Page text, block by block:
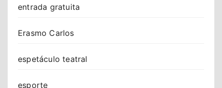
entrada gratuita
Erasmo Carlos
espetáculo teatral
esporte